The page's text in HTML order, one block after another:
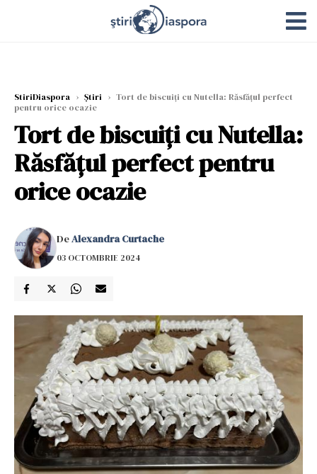
StiriDiaspora › Știri › Tort de biscuiți cu Nutella: Răsfățul perfect
pentru orice ocazie
Tort de biscuiți cu Nutella:
Răsfățul perfect pentru
orice ocazie
DeAlexandra Curtache
03 OCTOMBRIE 2024